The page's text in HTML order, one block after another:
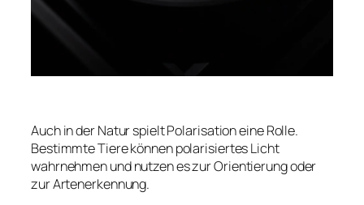
Auch in der Natur spielt Polarisation eine Rolle.
Bestimmte Tiere können polarisiertes Licht
wahrnehmen und nutzen es zur Orientierung oder
zur Artenerkennung.